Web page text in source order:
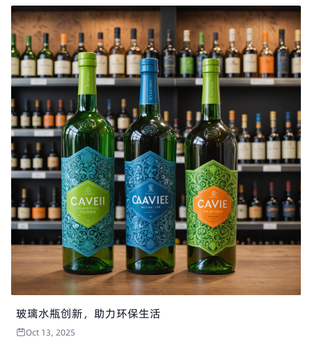
玻璃水瓶创新，助力环保生活
Oct 13, 2025